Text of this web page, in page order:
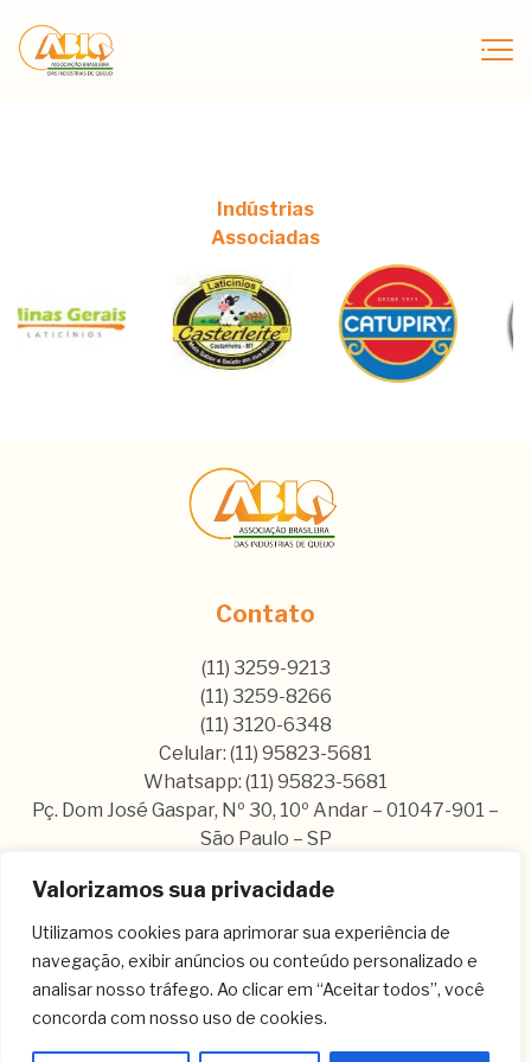
Valorizamos sua privacidade
Utilizamos cookies para aprimorar sua experiência de
navegação, exibir anúncios ou conteúdo personalizado e
analisar nosso tráfego. Ao clicar em “Aceitar todos”, você
concorda com nosso uso de cookies.
Indústrias
Associadas
Contato
(11) 3259-9213
(11) 3259-8266
(11) 3120-6348
Celular: (11) 95823-5681
Whatsapp: (11) 95823-5681
Pç. Dom José Gaspar, Nº 30, 10º Andar – 01047-901 –
São Paulo – SP